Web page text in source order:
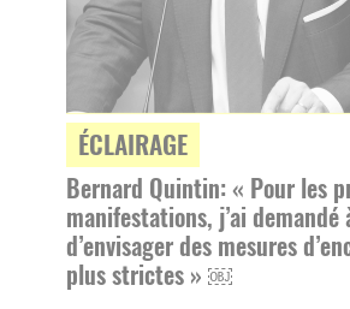
ÉCLAIRAGE
Bernard Quintin: « Pour les
manifestations, j’ai demandé
d’envisager des mesures
plus strictes » ￼